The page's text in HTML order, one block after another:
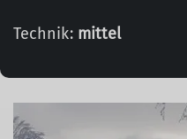
Technik: mittel